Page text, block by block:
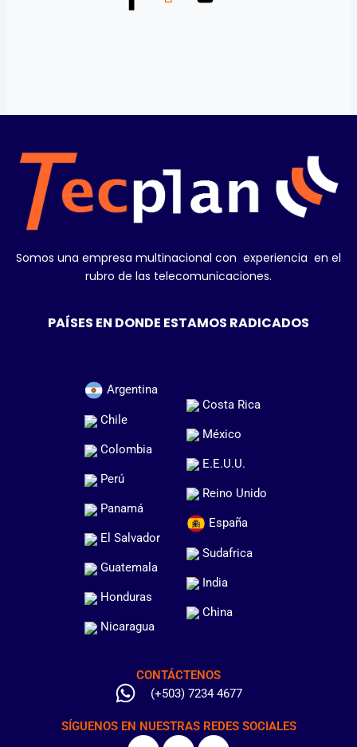
Somos una empresa multinacional con experiencia en el
rubro de las telecomunicaciones.
PAÍSES EN DONDE ESTAMOS RADICADOS
Argentina
Chile
Colombia
Perú
Panamá
El Salvador
Guatemala
Honduras
Nicaragua
Costa Rica
México
E.E.U.U.
Reino Unido
España
Sudafrica
India
China
CONTÁCTENOS
(+503) 7234 4677
SÍGUENOS EN NUESTRAS REDES SOCIALES